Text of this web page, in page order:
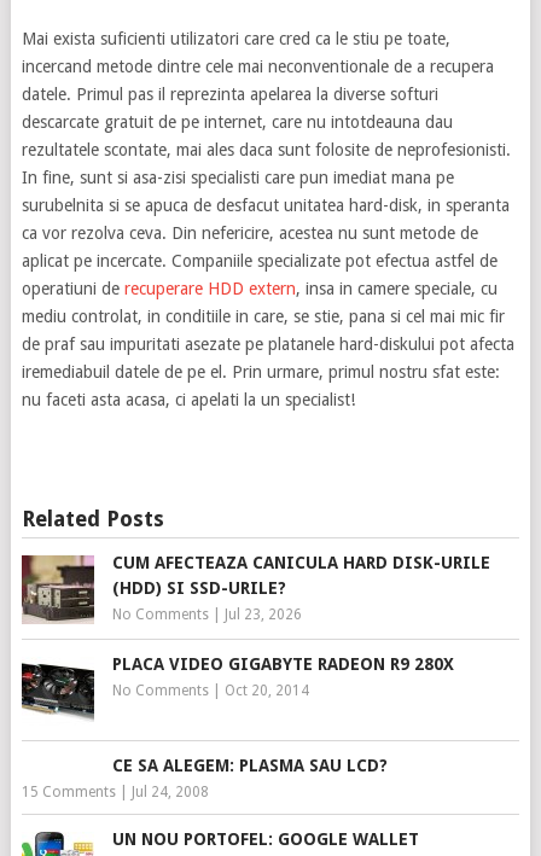
Mai exista suficienti utilizatori care cred ca le stiu pe toate,
incercand metode dintre cele mai neconventionale de a recupera
datele. Primul pas il reprezinta apelarea la diverse softuri
descarcate gratuit de pe internet, care nu intotdeauna dau
rezultatele scontate, mai ales daca sunt folosite de neprofesionisti.
In fine, sunt si asa-zisi specialisti care pun imediat mana pe
surubelnita si se apuca de desfacut unitatea hard-disk, in speranta
ca vor rezolva ceva. Din nefericire, acestea nu sunt metode de
aplicat pe incercate. Companiile specializate pot efectua astfel de
operatiuni de recuperare HDD extern, insa in camere speciale, cu
mediu controlat, in conditiile in care, se stie, pana si cel mai mic fir
de praf sau impuritati asezate pe platanele hard-diskului pot afecta
iremediabuil datele de pe el. Prin urmare, primul nostru sfat este:
nu faceti asta acasa, ci apelati la un specialist!
Related Posts
CUM AFECTEAZA CANICULA HARD DISK-URILE
(HDD) SI SSD-URILE?
No Comments| Jul 23, 2026
PLACA VIDEO GIGABYTE RADEON R9 280X
No Comments| Oct 20, 2014
CE SA ALEGEM: PLASMA SAU LCD?
15 Comments| Jul 24, 2008
UN NOU PORTOFEL: GOOGLE WALLET